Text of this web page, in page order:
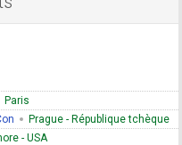
Paris
Prague - République tchèque
- USA